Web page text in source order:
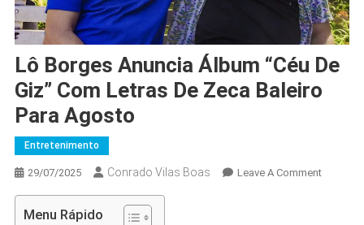
Lô Borges Anuncia Álbum “Céu De
Giz” Com Letras De Zeca Baleiro
Para Agosto
Entretenimento
29/07/2025 Conrado Vilas Boas Leave A CommentOn
Menu Rápido